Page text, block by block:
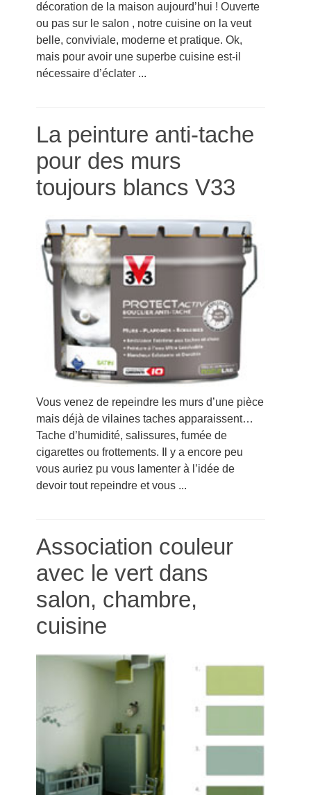
décoration de la maison aujourd’hui ! Ouverte
ou pas sur le salon , notre cuisine on la veut
belle, conviviale, moderne et pratique. Ok,
mais pour avoir une superbe cuisine est-il
nécessaire d’éclater ...
La peinture anti-tache
pour des murs
toujours blancs V33
Vous venez de repeindre les murs d’une pièce
mais déjà de vilaines taches apparaissent…
Tache d’humidité, salissures, fumée de
cigarettes ou frottements. Il y a encore peu
vous auriez pu vous lamenter à l’idée de
devoir tout repeindre et vous ...
Association couleur
avec le vert dans
salon, chambre,
cuisine